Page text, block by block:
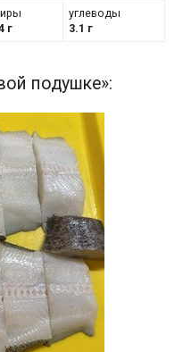
г
углеводы
3.1 г
подушке»: